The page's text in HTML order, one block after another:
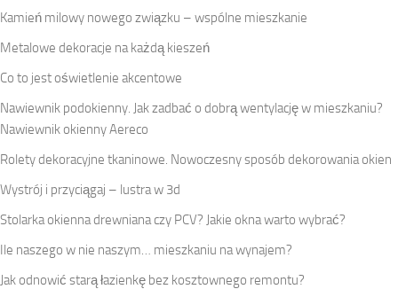
Kamień milowy nowego związku – wspólne mieszkanie
Metalowe dekoracje na każdą kieszeń
Co to jest oświetlenie akcentowe
Nawiewnik podokienny. Jak zadbać o dobrą wentylację w mieszkaniu?
Nawiewnik okienny Aereco
Rolety dekoracyjne tkaninowe. Nowoczesny sposób dekorowania okien
Wystrój i przyciągaj – lustra w 3d
Stolarka okienna drewniana czy PCV? Jakie okna warto wybrać?
Ile naszego w nie naszym… mieszkaniu na wynajem?
Jak odnowić starą łazienkę bez kosztownego remontu?